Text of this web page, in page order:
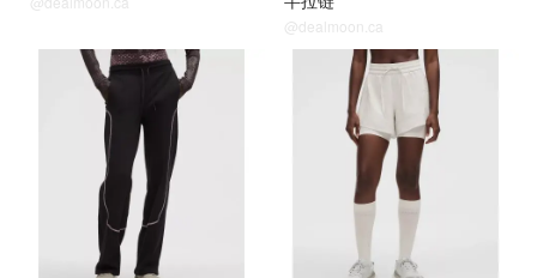
@dealmoon.ca